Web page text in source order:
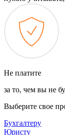
Не платите
за то, чем вы не
Выберите свое
Бухгалтеру
Юристу